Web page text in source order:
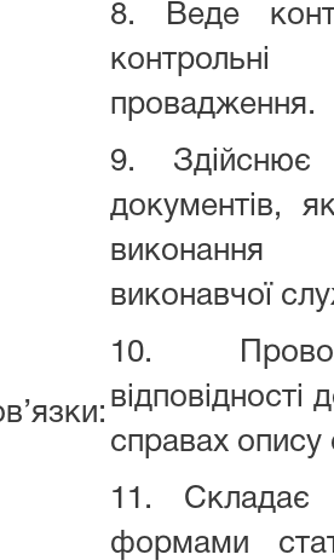
8. Веде
провадження.
9. Здійснює
документів,
виконавчої
10.
відповідності
справах опису
11. Складає
формами